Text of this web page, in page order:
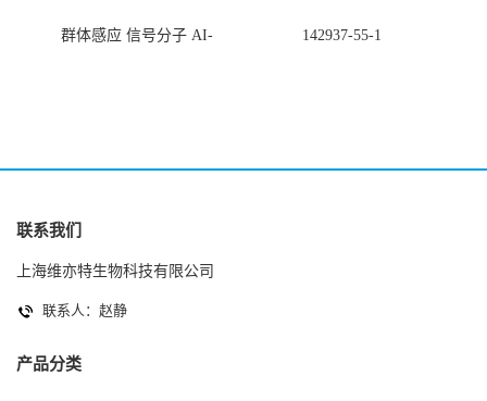
群体感应 信号分子 AI-
142937-55-1
联系我们
上海维亦特生物科技有限公司
联系人：赵静
产品分类